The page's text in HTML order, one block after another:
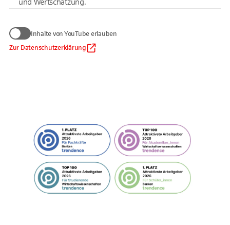
und Wertschätzung.
Inhalte von YouTube erlauben
Zur Datenschutzerklärung
zum Anzeigen von YouTube-Videos
Daten werden nur an Google übermittelt, soweit dies für die
Einbindung von YouTube erforderlich ist. Informationen finden
Inhalte von YouTube erlauben